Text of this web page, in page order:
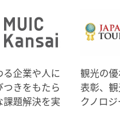
企業や人に
きをもたら
課題解決を実
観光の
表彰、
クノロ